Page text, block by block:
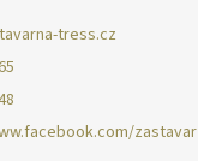
tress.cz
zastavar